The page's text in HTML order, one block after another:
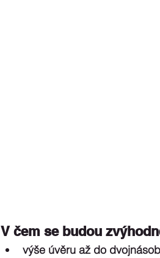
V čem se budou
výše úvěru až do